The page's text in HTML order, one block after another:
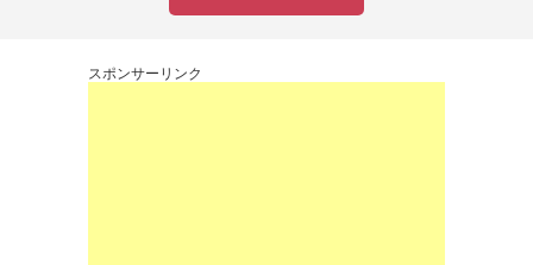
スポンサーリンク